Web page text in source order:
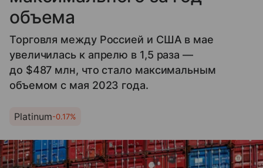
объема
Торговля между Россией и США в мае
увеличилась к апрелю в 1,5 раза —
до $487 млн, что стало максимальным
объемом с мая 2023 года.
Platinum-0.17%